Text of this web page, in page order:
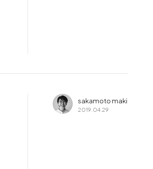
sakamoto maki
2019.04.29